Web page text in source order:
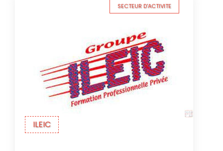
ILEIC
SECTEUR D'ACTIVITE